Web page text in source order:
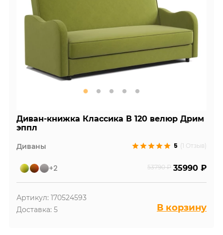
Диван-книжка Классика В 120 велюр Дрим
эппл
Диваны 5 (1 Отзыв)
+2 53790 ₽ 35990 ₽
Артикул: 170524593
Доставка: 5
В корзину